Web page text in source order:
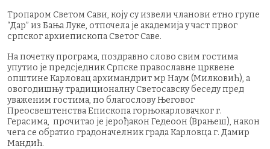
Тропаром Светом Сави, коју су извели чланови етно групе
“Дар” из Бања Луке, отпочела је академија у част првог
српског архиепископа Светог Саве.
На почетку програма, поздравно слово свим гостима
упутио је предсједник Српске православне црквене
општине Карловац архимандрит мр Наум (Милковић), а
овогодишњу традиционалну Светосавску беседу пред
уваженим гостима, по благослову Његовог
Преосвештенства Епископа горњокарловачког г.
Герасима, прочитао је јерођакон Гедеоон (Врањеш), након
чега се обратио градоначелник града Карловца г. Дамир
Мандић.